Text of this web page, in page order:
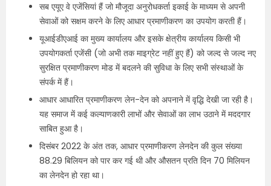
सब एयूए वे एजेंसियां हैं जो मौजूदा अनुरोधकर्ता इकाई के माध्यम से अपनी
सेवाओं को सक्षम करने के लिए आधार प्रमाणीकरण का उपयोग करती हैं।
यूआईडीएआई का मुख्य कार्यालय और इसके क्षेत्रीय कार्यालय किसी भी
उपयोगकर्ता एजेंसी (जो अभी तक माइग्रेट नहीं हुए हैं) को जल्द से जल्द नए
सुरक्षित प्रमाणीकरण मोड में बदलने की सुविधा के लिए सभी संस्थाओं के
संपर्क में हैं।
आधार आधारित प्रमाणीकरण लेन-देन को अपनाने में वृद्धि देखी जा रही है।
यह समाज में कई कल्याणकारी लाभों और सेवाओं का लाभ उठाने में मददगार
साबित हुआ है।
दिसंबर 2022 के अंत तक, आधार प्रमाणीकरण लेनदेन की कुल संख्या
88.29 बिलियन को पार कर गई थी और औसतन प्रति दिन 70 मिलियन
का लेनदेन हो रहा था।